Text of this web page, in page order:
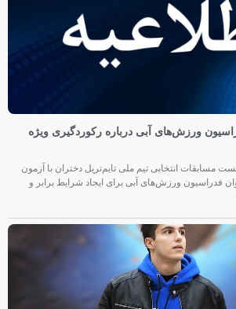
ورزش‌های آبی درباره رکوردگیری ویژه
مسابقات انتخابی تیم ملی تایم‌تریل دختران با آزمون
فدراسیون ورزش‌های آبی برای ایجاد شرایط برابر و